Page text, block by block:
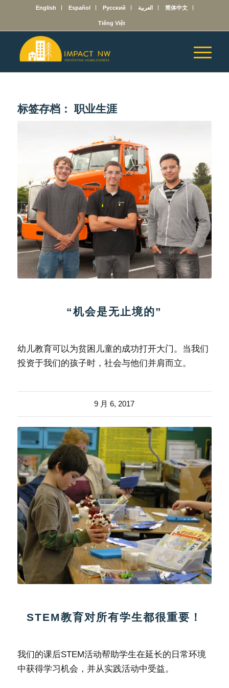
English Español Русский العربية 简体中文
Tiếng Việt
标签存档： 职业生涯
“机会是无止境的”
幼儿教育可以为贫困儿童的成功打开大门。当我们
投资于我们的孩子时，社会与他们并肩而立。
9 月 6, 2017
STEM教育对所有学生都很重要！
我们的课后STEM活动帮助学生在延长的日常环境
中获得学习机会，并从实践活动中受益。